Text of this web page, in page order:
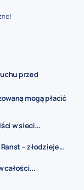
przed
mogą płacić
w sieci...
– złodzieje...
całości...